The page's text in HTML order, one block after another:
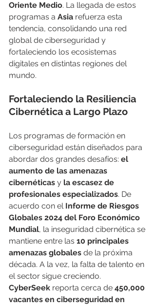
Oriente Medio. La llegada de estos
programas a Asia refuerza esta
tendencia, consolidando una red
global de ciberseguridad y
fortaleciendo los ecosistemas
digitales en distintas regiones del
mundo.
Fortaleciendo la Resiliencia
Cibernética a Largo Plazo
Los programas de formación en
ciberseguridad están diseñados para
abordar dos grandes desafíos: el
aumento de las amenazas
cibernéticas y la escasez de
profesionales especializados. De
acuerdo con el Informe de Riesgos
Globales 2024 del Foro Económico
Mundial, la inseguridad cibernética se
mantiene entre las 10 principales
amenazas globales de la próxima
década. A la vez, la falta de talento en
el sector sigue creciendo.
CyberSeek reporta cerca de 450,000
vacantes en ciberseguridad en